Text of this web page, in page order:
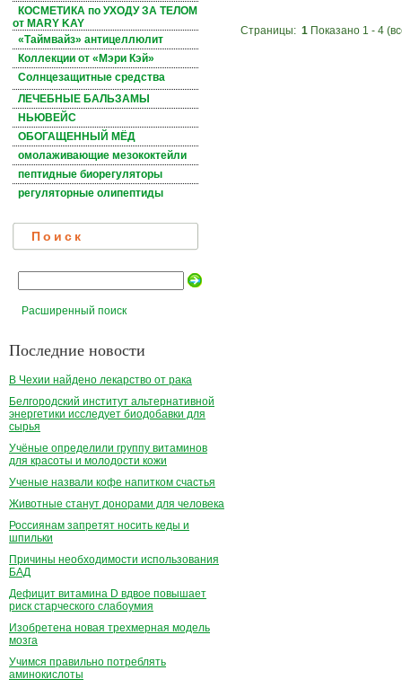
КОСМЕТИКА по УХОДУ ЗА ТЕЛОМ
от MARY KAY
«Таймвайз» антицеллюлит
Коллекции от «Мэри Кэй»
Солнцезащитные средства
ЛЕЧЕБНЫЕ БАЛЬЗАМЫ
НЬЮВЕЙС
ОБОГАЩЕННЫЙ МЁД
омолаживающие мезококтейли
пептидные биорегуляторы
регуляторные олипептиды
Поиск
Расширенный поиск
Последние новости
В Чехии найдено лекарство от рака
Белгородский институт альтернативной
энергетики исследует биодобавки для
сырья
Учёные определили группу витаминов
для красоты и молодости кожи
Ученые назвали кофе напитком счастья
Животные станут донорами для человека
Россиянам запретят носить кеды и
шпильки
Причины необходимости использования
БАД
Дефицит витамина D вдвое повышает
риск старческого слабоумия
Изобретена новая трехмерная модель
мозга
Учимся правильно потреблять
аминокислоты
Страницы: 1 Показано 1 - 4